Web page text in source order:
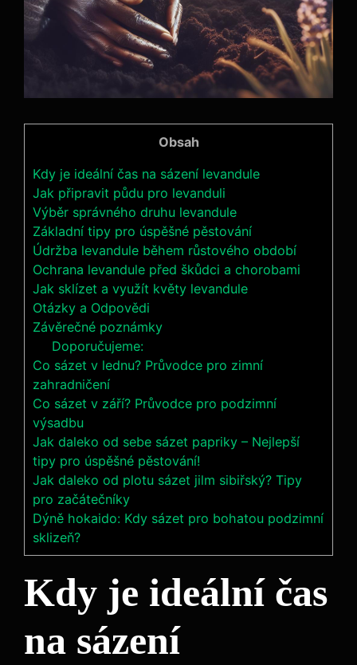
Obsah
Kdy je ideální čas na sázení levandule
Jak připravit půdu pro levanduli
Výběr správného druhu levandule
Základní tipy pro úspěšné pěstování
Údržba levandule během růstového období
Ochrana levandule před škůdci a chorobami
Jak sklízet a využít květy levandule
Otázky a Odpovědi
Závěrečné poznámky
Doporučujeme:
Co sázet v lednu? Průvodce pro zimní
zahradničení
Co sázet v září? Průvodce pro podzimní
výsadbu
Jak daleko od sebe sázet papriky – Nejlepší
tipy pro úspěšné pěstování!
Jak daleko od plotu sázet jilm sibiřský? Tipy
pro začátečníky
Dýně hokaido: Kdy sázet pro bohatou podzimní
sklizeň?
Kdy je ideální čas
na sázení